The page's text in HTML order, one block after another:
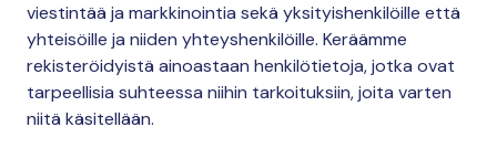
viestintää ja markkinointia sekä yksityishenkilöille että
yhteisöille ja niiden yhteyshenkilöille. Keräämme
rekisteröidyistä ainoastaan henkilötietoja, jotka ovat
tarpeellisia suhteessa niihin tarkoituksiin, joita varten
niitä käsitellään.